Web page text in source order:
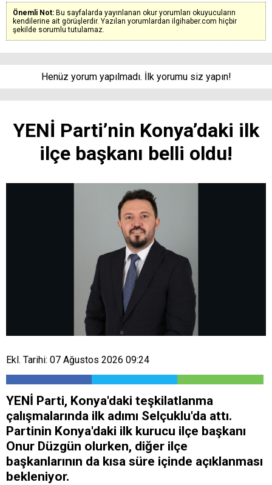
Önemli Not: Bu sayfalarda yayınlanan okur yorumları okuyucuların
kendilerine ait görüşlerdir. Yazılan yorumlardan ilgihaber.com hiçbir
şekilde sorumlu tutulamaz.
Henüz yorum yapılmadı. İlk yorumu siz yapın!
YENİ Parti’nin Konya’daki ilk
ilçe başkanı belli oldu!
Ekl. Tarihi: 07 Ağustos 2026 09:24
YENİ Parti, Konya'daki teşkilatlanma
çalışmalarında ilk adımı Selçuklu'da attı.
Partinin Konya'daki ilk kurucu ilçe başkanı
Onur Düzgün olurken, diğer ilçe
başkanlarının da kısa süre içinde açıklanması
bekleniyor.